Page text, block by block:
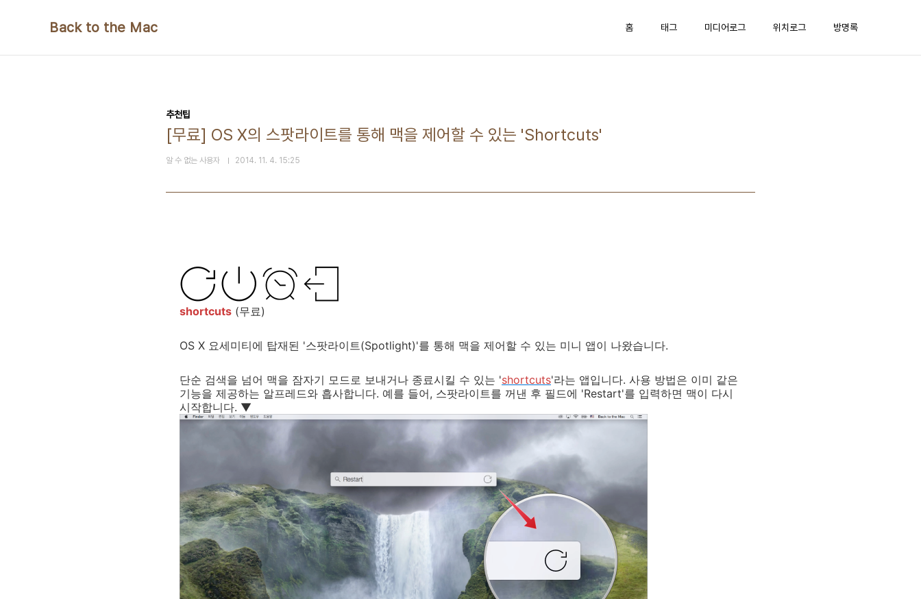
Back to the Mac 홈 태그 미디어로그 위치로그 방명록
추천팁
[무료] OS X의 스팟라이트를 통해 맥을 제어할 수 있는 'Shortcuts'
알 수 없는 사용자 2014. 11. 4. 15:25
shortcuts (무료)
OS X 요세미티에 탑재된 '스팟라이트(Spotlight)'를 통해 맥을 제어할 수 있는 미니 앱이 나왔습니다.
단순 검색을 넘어 맥을 잠자기 모드로 보내거나 종료시킬 수 있는 'shortcuts'라는 앱입니다. 사용 방법은 이미 같은
기능을 제공하는 알프레드와 흡사합니다. 예를 들어, 스팟라이트를 꺼낸 후 필드에 'Restart'를 입력하면 맥이 다시
시작합니다. ▼